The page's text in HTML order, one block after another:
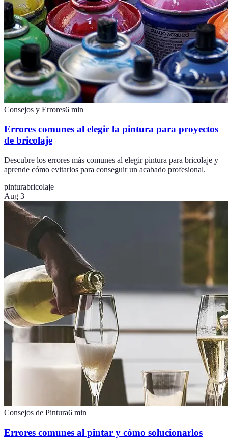
Consejos y Errores6 min
Errores comunes al elegir la pintura para proyectos
de bricolaje
Descubre los errores más comunes al elegir pintura para bricolaje y
aprende cómo evitarlos para conseguir un acabado profesional.
pinturabricolaje
Aug 3
Consejos de Pintura6 min
Errores comunes al pintar y cómo solucionarlos